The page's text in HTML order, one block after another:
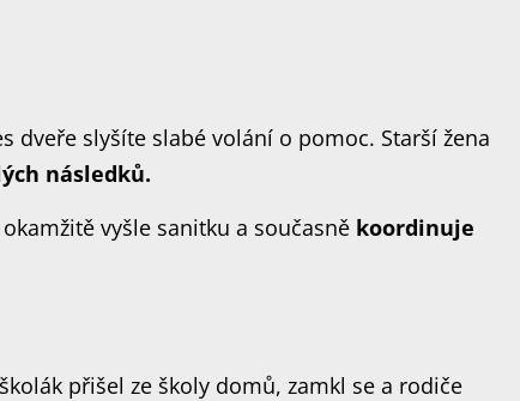
dveře slyšíte slabé volání o pomoc. Starší žena
následků.
vyšle sanitku a současně koordinuje
přišel ze školy domů, zamkl se a rodiče